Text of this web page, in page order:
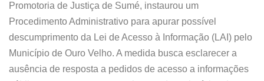
Promotoria de Justiça de Sumé, instaurou um
Procedimento Administrativo para apurar possível
descumprimento da Lei de Acesso à Informação (LAI) pelo
Município de Ouro Velho. A medida busca esclarecer a
ausência de resposta a pedidos de acesso a informações